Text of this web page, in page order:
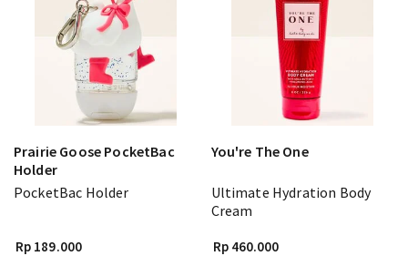
Prairie Goose PocketBac
Holder
PocketBac Holder
Rp 189.000
You're The One
Ultimate Hydration Body
Cream
Rp 460.000